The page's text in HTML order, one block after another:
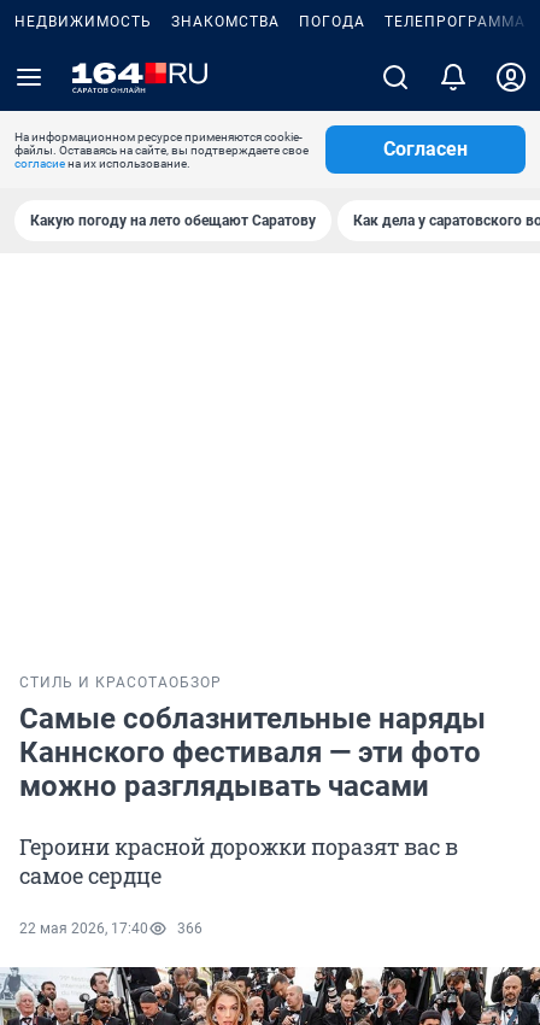
НЕДВИЖИМОСТЬ ЗНАКОМСТВА ПОГОДА ТЕЛЕПРОГРАММА
На информационном ресурсе применяются cookie-
файлы. Оставаясь на сайте, вы подтверждаете свое
согласиена их использование.
Согласен
Какую погоду на лето обещают Саратову Как дела у саратовского
СТИЛЬ И КРАСОТАОБЗОР
Самые соблазнительные наряды
Каннского фестиваля — эти фото
можно разглядывать часами
Героини красной дорожки поразят вас в
самое сердце
22 мая 2026, 17:40 366